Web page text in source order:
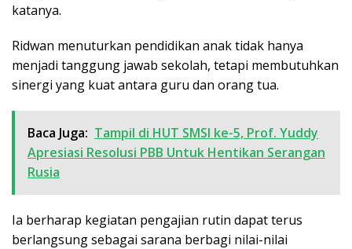
katanya.
Ridwan menuturkan pendidikan anak tidak hanya
menjadi tanggung jawab sekolah, tetapi membutuhkan
sinergi yang kuat antara guru dan orang tua.
Baca Juga: Tampil di HUT SMSI ke-5, Prof. Yuddy
Apresiasi Resolusi PBB Untuk Hentikan Serangan
Rusia
Ia berharap kegiatan pengajian rutin dapat terus
berlangsung sebagai sarana berbagi nilai-nilai